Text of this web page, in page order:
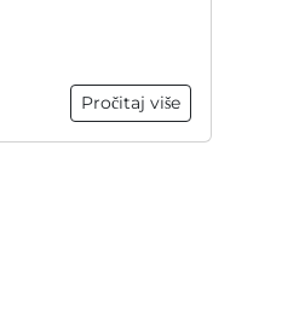
Pročitaj više